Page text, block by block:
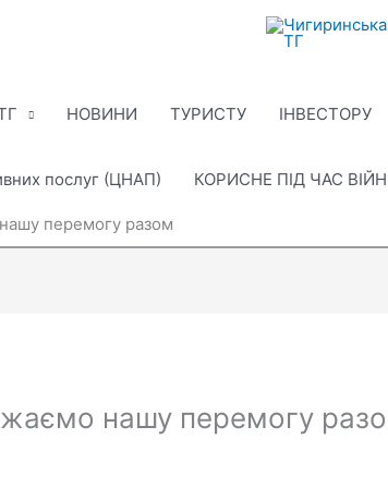
НОВИНИ ТУРИСТУ ІНВЕСТОРУ
послуг (ЦНАП) КОРИСНЕ ПІД ЧАС
перемогу разом
нашу перемогу